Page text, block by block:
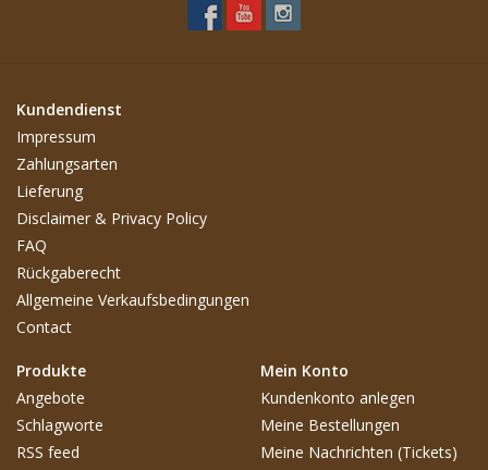
Kundendienst
Impressum
Zahlungsarten
Lieferung
Disclaimer & Privacy Policy
FAQ
Rückgaberecht
Allgemeine Verkaufsbedingungen
Contact
Produkte
Angebote
Schlagworte
RSS feed
Mein Konto
Kundenkonto anlegen
Meine Bestellungen
Meine Nachrichten (Tickets)